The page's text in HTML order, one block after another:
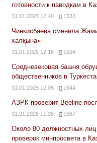
готовности к паводкам в
31.01.2025 12:40 1533
Чинкисбаева сменила
халқына»
31.01.2025 12:15 1624
Средневековая башня
общественников в
31.01.2025 12:05 1644
АЗРК проверит Beeline
31.01.2025 11:35 1687
Около 80 должностных лиц
проверок минпросвета в